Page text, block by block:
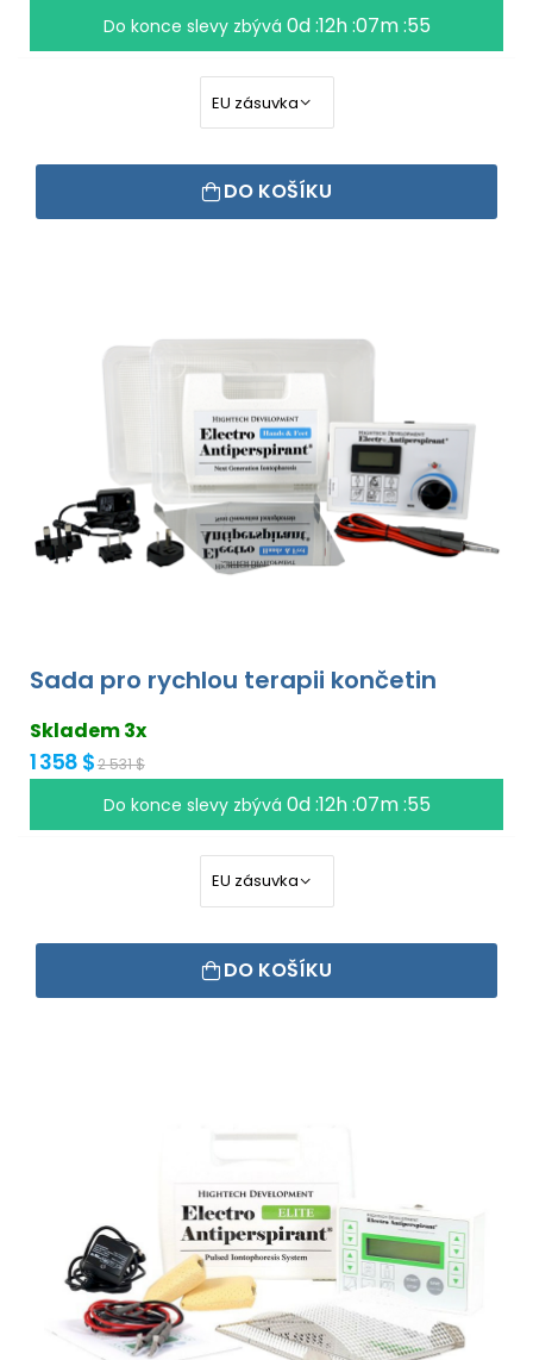
Do konce slevy zbývá 0d :12h :07m :54
DO KOŠÍKU
Sada pro rychlou terapii končetin
Skladem 3x
1 358 $2 531 $
Do konce slevy zbývá 0d :12h :07m :54
DO KOŠÍKU